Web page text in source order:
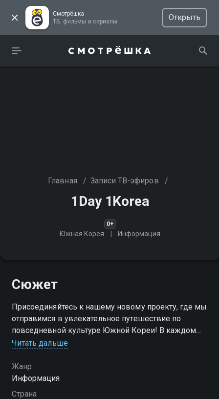
Смотрёшка
ТВ, фильмы и сериалы
Открыть
Главная / Записи ТВ-эфиров /
1Day 1Korea
0+
Южная Корея Информация
Сюжет
Присоединяйтесь к нашему новому проекту, где мы
отправимся в увлекательное путешествие по
повседневной культуре Южной Кореи! В каждом
выпуске вас ждут встречи с выдающимися
Читать дальше
Жанр
Информация
Страна